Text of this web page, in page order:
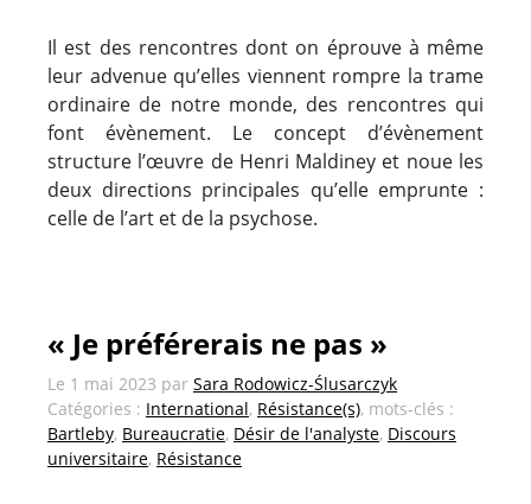
Il est des rencontres dont on éprouve à même
leur advenue qu’elles viennent rompre la trame
ordinaire de notre monde, des rencontres qui
font évènement. Le concept d’évènement
structure l’œuvre de Henri Maldiney et noue les
deux directions principales qu’elle emprunte :
celle de l’art et de la psychose.
« Je préférerais ne pas »
Le 1 mai 2023 par Sara Rodowicz-Ślusarczyk
Catégories : International, Résistance(s), mots-clés :
Bartleby, Bureaucratie, Désir de l'analyste, Discours
universitaire, Résistance